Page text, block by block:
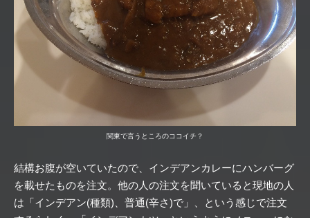
関東で言うところのココイチ？
結構お腹が空いていたので、インデアンカレーにハンバーグ
を載せたものを注文。他の人の注文を聞いていると現地の人
は「インデアン(種類)、普通(辛さ)で」、という感じで注文